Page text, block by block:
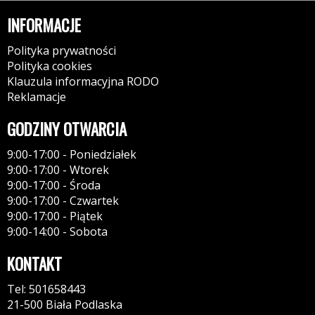
INFORMACJE
Polityka prywatności
Polityka cookies
Klauzula informacyjna RODO
Reklamacje
GODZINY OTWARCIA
9:00-17:00 - Poniedziałek
9:00-17:00 - Wtorek
9:00-17:00 - Środa
9:00-17:00 - Czwartek
9:00-17:00 - Piątek
9:00-14:00 - Sobota
KONTAKT
Tel: 501658443
21-500 Biała Podlaska